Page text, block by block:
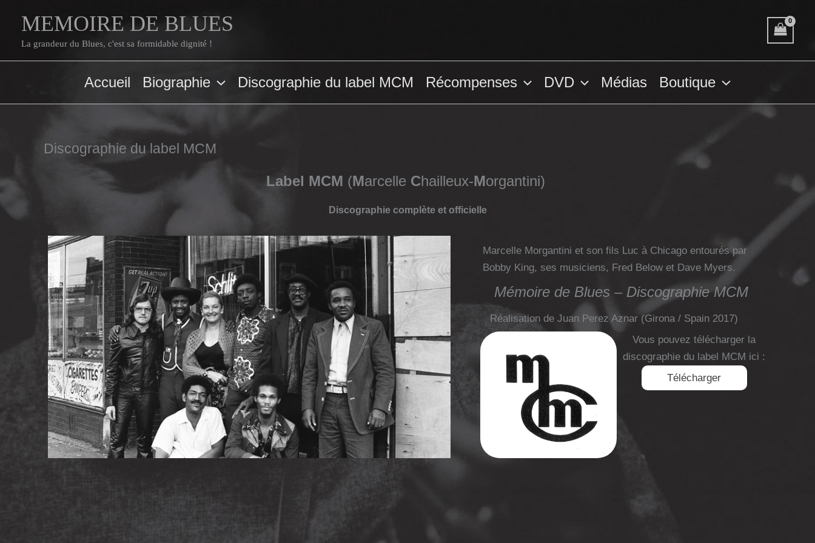
contenu
MEMOIRE DE BLUES
La grandeur du Blues, c'est sa formidable dignité !
Accueil Biographie Discographie du label MCM Récompenses DVD Médias Boutique
Discographie du label MCM
Label MCM (Marcelle Chailleux-Morgantini)
Discographie complète et officielle
Marcelle Morgantini et son fils Luc à Chicago entourés par
Bobby King, ses musiciens, Fred Below et Dave Myers.
Mémoire de Blues – Discographie MCM
Réalisation de Juan Perez Aznar (Girona / Spain 2017)
Vous pouvez télécharger la
discographie du label MCM ici :
Télécharger